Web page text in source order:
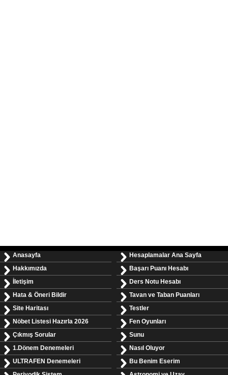
Anasayfa
Hakkımızda
İletişim
Hata & Öneri Bildir
Site Haritası
Nöbet Listesi Hazırla 2026
Çıkmış Sorular
1.Dönem Denemeleri
ULTRAFEN Denemeleri
Hesaplamalar Ana Sayfa
Başarı Puanı Hesabı
Ders Notu Hesabı
Tavan ve Taban Puanları
Testler
Fen Oyunları
Sunu
Nasıl Oluyor
Bu Benim Eserim